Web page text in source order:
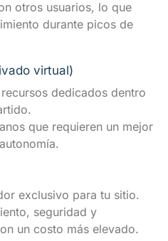
otros usuarios, lo que
durante picos de
virtual)
dedicados dentro
que requieren un mejor
exclusivo para tu sitio.
seguridad y
un costo más elevado.